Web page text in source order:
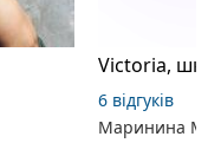
6 відгуків
Маринина